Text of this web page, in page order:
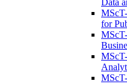
Data
for